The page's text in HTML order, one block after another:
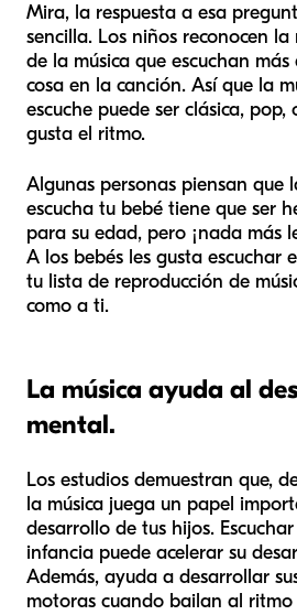
Mira, la respuesta a esa
sencilla. Los niños reconocen
de la música que escuchan
cosa en la canción. Así que la
escuche puede ser clásica, pop,
gusta el ritmo.
Algunas personas piensan que
escucha tu bebé tiene que ser
para su edad, pero ¡nada más
A los bebés les gusta escuchar
tu lista de reproducción de
como a ti.
La música ayuda al
mental.
Los estudios demuestran que,
la música juega un papel
desarrollo de tus hijos.
infancia puede acelerar su
Además, ayuda a desarrollar
motoras cuando bailan al ritmo